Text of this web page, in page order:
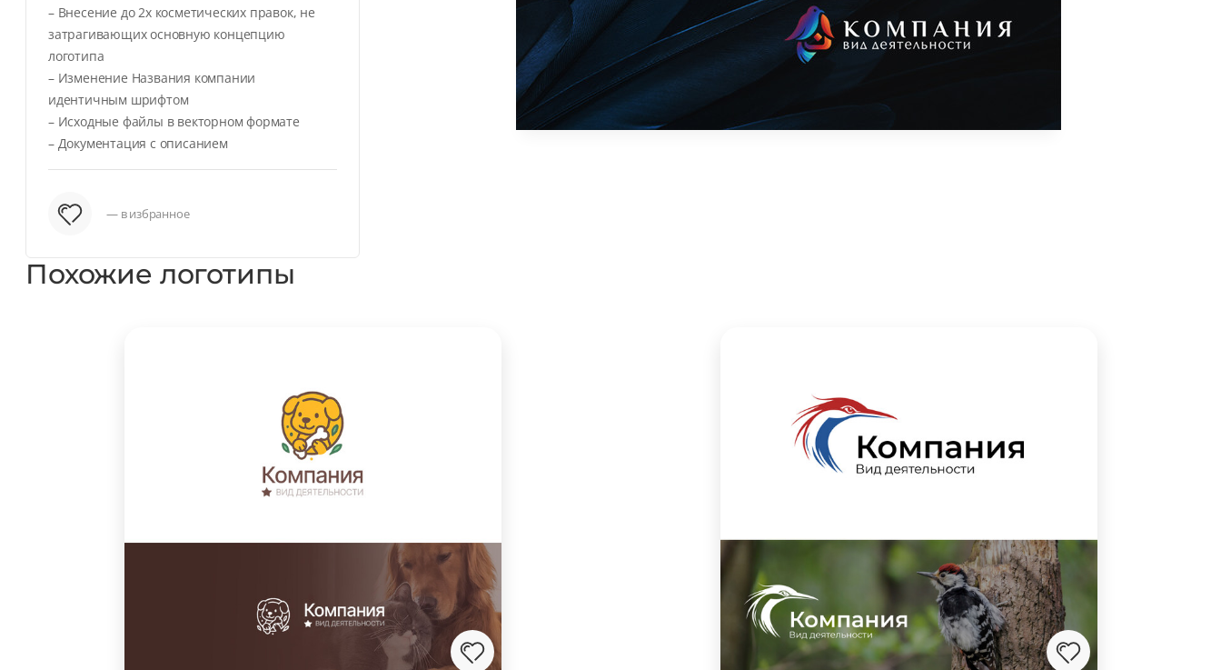
– Внесение до 2х косметических правок, не
затрагивающих основную концепцию
логотипа
– Изменение Названия компании
идентичным шрифтом
– Исходные файлы в векторном формате
– Документация с описанием
— в избранное
Похожие логотипы